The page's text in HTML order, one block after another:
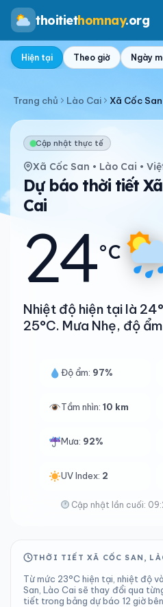
thoitiethomnay.org
Hiện tại Theo giờ Ngày
Trang chủ Lào Cai Xã Cốc San
Cập nhật thực tế
Xã Cốc San • Lào Cai •
Dự báo thời tiết
Cai
24°C
Nhiệt độ hiện tại là
25°C. Mưa Nhẹ, độ
Độ ẩm: 97%
Tầm nhìn: 10 km
Mưa: 92%
UV Index: 2
Cập nhật lần cuối:
THỜI TIẾT XÃ CỐC SAN,
Từ mức 23°C hiện tại, nhiệt độ
San, Lào Cai sẽ thay đổi qua
tiết trong bảng dự báo 12 giờ bên